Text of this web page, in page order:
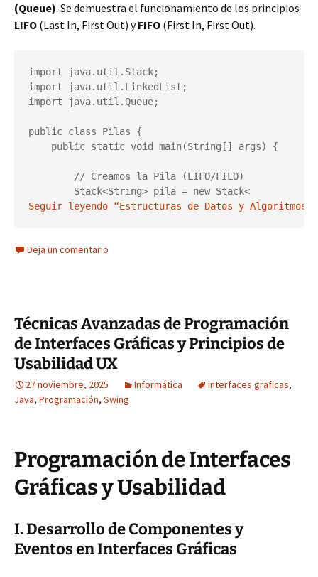
(Queue). Se demuestra el funcionamiento de los principios
LIFO (Last In, First Out) yFIFO (First In, First Out).
import java.util.Stack;
import java.util.LinkedList;
import java.util.Queue;
public class Pilas {
Seguir leyendo “Estructuras de Datos y Algoritmos
Deja un comentario
Técnicas Avanzadas de Programación
de Interfaces Gráficas y Principios de
Usabilidad UX
27 noviembre, 2025 Informática interfaces graficas,
Java, Programación, Swing
Programación de Interfaces
Gráficas y Usabilidad
I. Desarrollo de Componentes y
Eventos en Interfaces Gráficas